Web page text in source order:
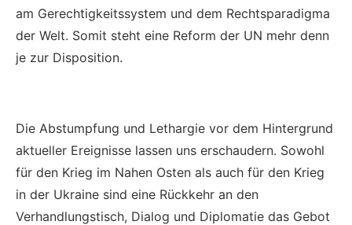
am Gerechtigkeitssystem und dem Rechtsparadigma
der Welt. Somit steht eine Reform der UN mehr denn
je zur Disposition.
Die Abstumpfung und Lethargie vor dem Hintergrund
aktueller Ereignisse lassen uns erschaudern. Sowohl
für den Krieg im Nahen Osten als auch für den Krieg
in der Ukraine sind eine Rückkehr an den
Verhandlungstisch, Dialog und Diplomatie das Gebot